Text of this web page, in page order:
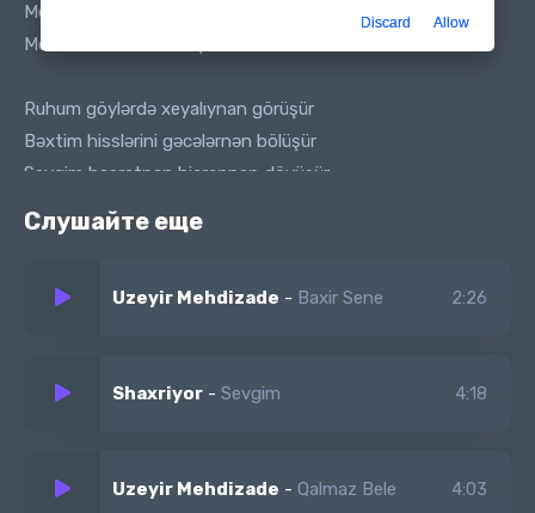
Mecnunda menem Ferhadda mənəm
Men esrimin əfsanəsiyəm
Ruhum göylərdə xeyalıynan görüşür
Bəxtim hisslərini gəcələrnən bölüşür
Sevgim həsrətnən hicrannan döyüşür
Bax bələ günlər aylar illər ötüşür
Alovlanan atəşi söndürməyə çalışır
Слушайте еще
Uzeyir Mehdizade - Baxir Sene 2:26
Shaxriyor - Sevgim 4:18
Uzeyir Mehdizade - Qalmaz Bele 4:03
Discard Allow